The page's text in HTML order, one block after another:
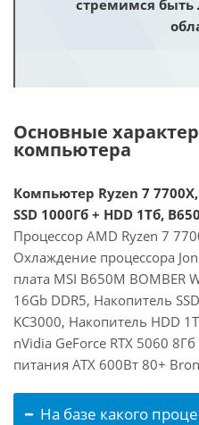
стремимся
Основные
компьютера
Компьютер Ryzen 7 7700X,
SSD 1000Гб + HDD 1Тб,
Процессор AMD Ryzen 7
Охлаждение процессора
плата MSI B650M BOMBER
16Gb DDR5, Накопитель
KC3000, Накопитель HDD
nVidia GeForce RTX 5060
питания ATX 600Вт 80+
На базе какого